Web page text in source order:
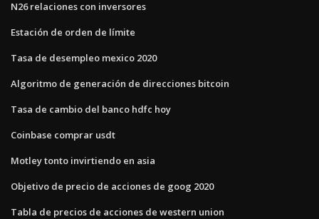
N26 relaciones con inversores
Estación de orden de límite
Tasa de desempleo mexico 2020
Algoritmo de generación de direcciones bitcoin
Tasa de cambio del banco hdfc hoy
Coinbase comprar usdt
Motley tonto invirtiendo en asia
Objetivo de precio de acciones de goog 2020
Tabla de precios de acciones de western union